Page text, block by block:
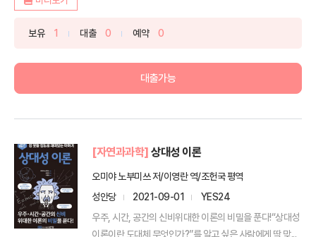
보유 1 대출 0 예약 0
대출가능
[자연과과학] 상대성 이론
오미야 노부미쓰 저/이영란 역/조헌국 평역
성안당
2021-09-01
YES24
우주, 시간, 공간의 신비위대한 이론의 비밀을 푼다!“상대성
이론이란 도대체 무엇인가?”를 알고 싶은 사람에게 딱 맞...